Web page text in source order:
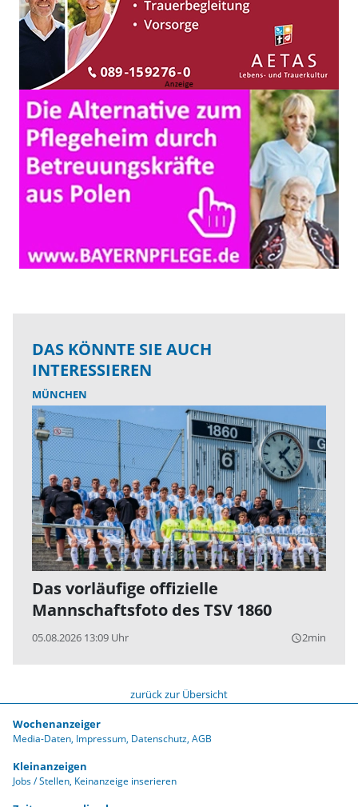
DAS KÖNNTE SIE AUCH
INTERESSIEREN
MÜNCHEN
Das vorläufige offizielle
Mannschaftsfoto des TSV 1860
05.08.2026 13:09 Uhr query_builder2min
zurück zur Übersicht
Wochenanzeiger
Media-Daten Impressum Datenschutz AGB
Kleinanzeigen
Jobs / Stellen Keinanzeige inserieren